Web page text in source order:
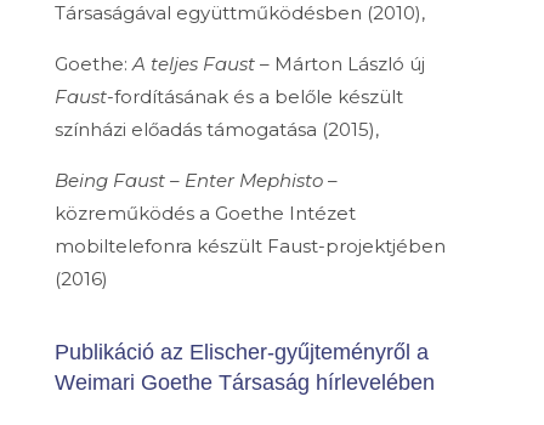
Társaságával együttműködésben (2010),
Goethe:A teljes Faust– Márton László új
Faust-fordításának és a belőle készült
színházi előadás támogatása (2015),
Being Faust – Enter Mephisto–
közreműködés a Goethe Intézet
mobiltelefonra készült Faust-projektjében
(2016)
Publikáció az Elischer-gyűjteményről a
Weimari Goethe Társaság hírlevelében